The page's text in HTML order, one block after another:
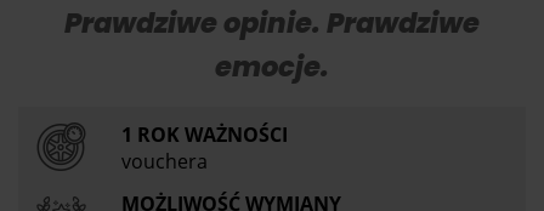
Prawdziwe opinie. Prawdziwe
emocje.
1 ROK WAŻNOŚCI
vouchera
MOŻLIWOŚĆ WYMIANY